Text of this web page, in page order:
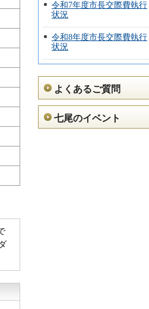
令和7年度市長交際費執行
状況
令和8年度市長交際費執行
状況
よくあるご質問
七尾のイベント